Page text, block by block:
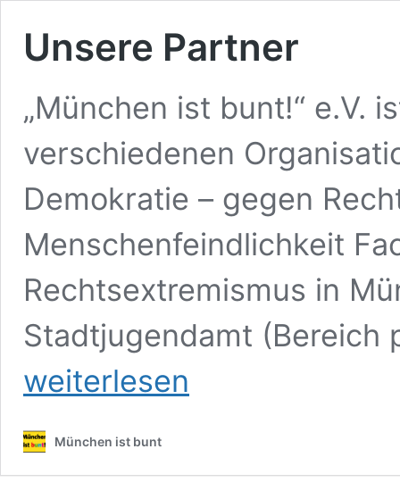
Unsere Partner
„München ist bunt!“ e.V.
verschiedenen
Demokratie – gegen
Menschenfeindlichkeit
Rechtsextremismus in
Stadtjugendamt
weiterlesen
München ist bunt